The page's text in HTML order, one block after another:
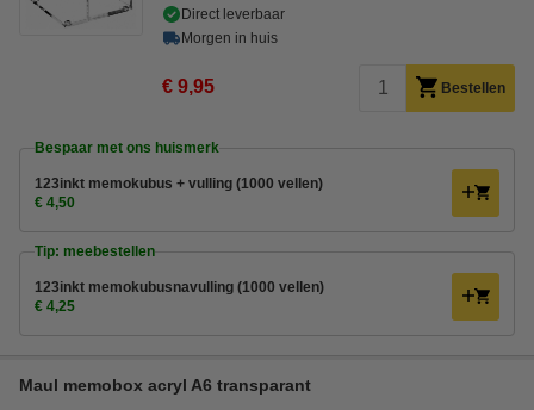
Direct leverbaar
Morgen in huis
€ 9,95 Bestellen
Bespaar met ons huismerk
123inkt memokubus + vulling (1000 vellen)
€ 4,50
Tip: meebestellen
123inkt memokubusnavulling (1000 vellen)
€ 4,25
Maul memobox acryl A6 transparant